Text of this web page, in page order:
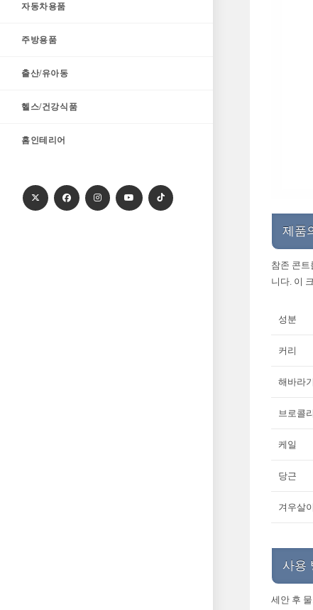
자동차용품
주방용품
출산/유아동
헬스/건강식품
홈인테리어
제품
참존 콘트
니다. 이
성분
커리
해바라기
브로콜리
케일
당근
겨우살이
사용
세안 후